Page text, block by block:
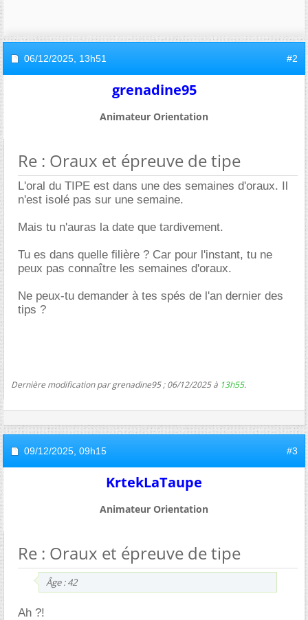
06/12/2025, 13h51 #2
grenadine95
Animateur Orientation
Re : Oraux et épreuve de tipe
L'oral du TIPE est dans une des semaines d'oraux. Il
n'est isolé pas sur une semaine.
Mais tu n'auras la date que tardivement.
Tu es dans quelle filière ? Car pour l'instant, tu ne
peux pas connaître les semaines d'oraux.
Ne peux-tu demander à tes spés de l'an dernier des
tips ?
Dernière modification par grenadine95 ; 06/12/2025 à 13h55.
09/12/2025, 09h15 #3
KrtekLaTaupe
Animateur Orientation
Re : Oraux et épreuve de tipe
ge : 42
Ah ?!